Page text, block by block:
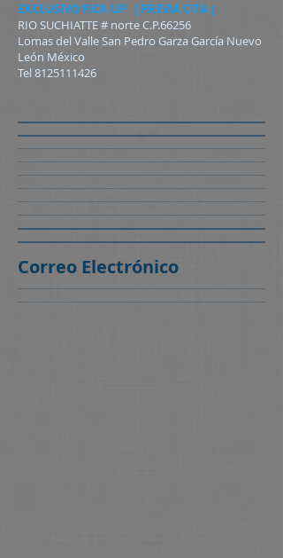
EXCLUSIVO PICK UP ( PREVIA CITA )
RIO SUCHIATTE # norte C.P.66256
Lomas del Valle San Pedro Garza García Nuevo
León México
Tel 8125111426
Correo Electrónico